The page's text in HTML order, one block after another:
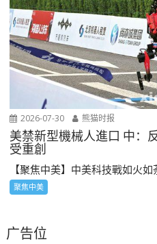
2026-07-30 熊猫时报
美禁新型機械人進口 中：
受重創
【聚焦中美】中美科技戰如火如
聚焦中美
广告位